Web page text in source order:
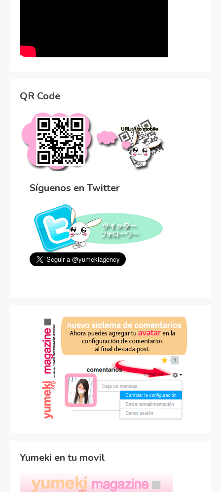
QR Code
Síguenos en Twitter
Yumeki en tu movil